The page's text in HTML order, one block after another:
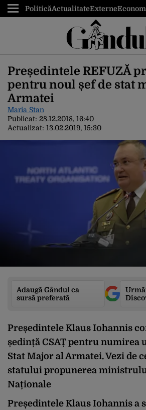
PoliticăActualitateExterne
Președintele REFUZĂ
pentru noul șef de stat
Armatei
Maria Stan
Publicat: 28.12.2018, 16:40
Actualizat: 13.02.2019, 15:30
Adaugă Gândul ca
sursă preferată
Președintele Klaus Iohannis
ședință CSAȚ pentru numirea
Stat Major al Armatei. Vezi de
statului propunerea
Naționale
Președintele Klaus Iohannis a